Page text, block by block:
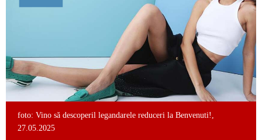
foto: Vino să descoperil legandarele reduceri la Benvenuti!,
27.05.2025